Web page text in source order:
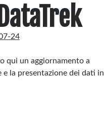
24
qui un aggiornamento a
la presentazione dei dati in